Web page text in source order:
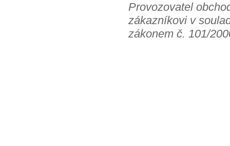
Provozovatel
zákazníkovi v
zákonem č. 101/